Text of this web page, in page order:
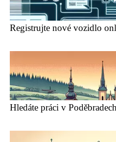
Registrujte nové vozidlo
Hledáte práci v